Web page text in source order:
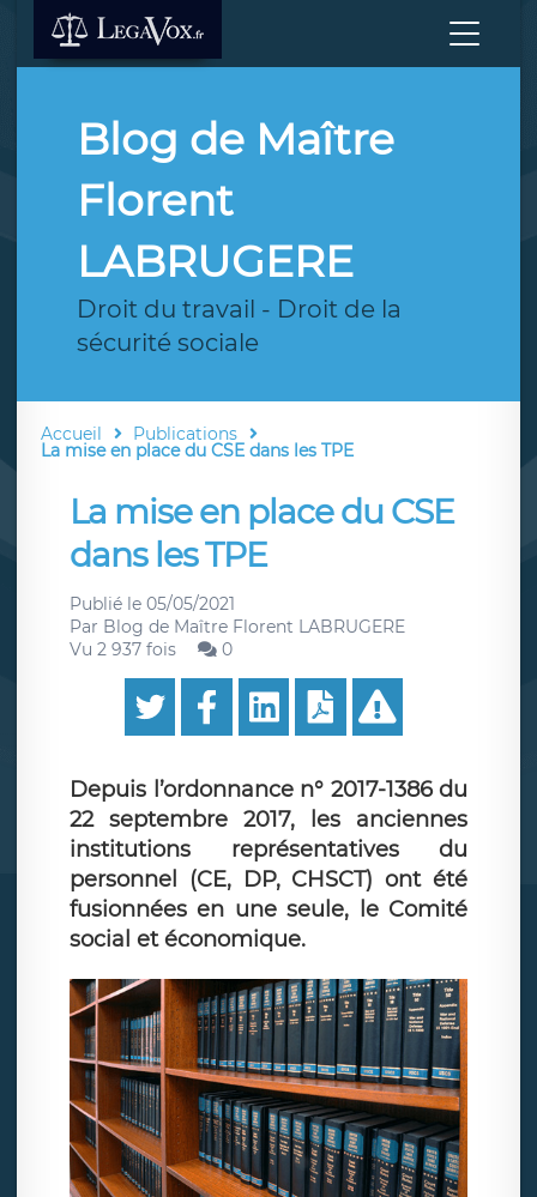
Blog de Maître
Florent
LABRUGERE
Droit du travail - Droit de la
sécurité sociale
Accueil Publications
La mise en place du CSE dans les TPE
La mise en place du CSE
dans les TPE
Publié le 05/05/2021
Par Blog de Maître Florent LABRUGERE
Vu 2 937 fois
0
Depuis l’ordonnance n° 2017-1386 du
22 septembre 2017, les anciennes
institutions représentatives du
personnel (CE, DP, CHSCT) ont été
fusionnées en une seule, le Comité
social et économique.